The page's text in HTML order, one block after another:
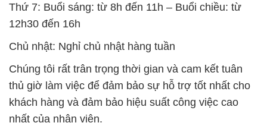
Thứ 7: Buổi sáng: từ 8h đến 11h – Buổi chiều: từ
12h30 đến 16h
Chủ nhật: Nghỉ chủ nhật hàng tuần
Chúng tôi rất trân trọng thời gian và cam kết tuân
thủ giờ làm việc để đảm bảo sự hỗ trợ tốt nhất cho
khách hàng và đảm bảo hiệu suất công việc cao
nhất của nhân viên.